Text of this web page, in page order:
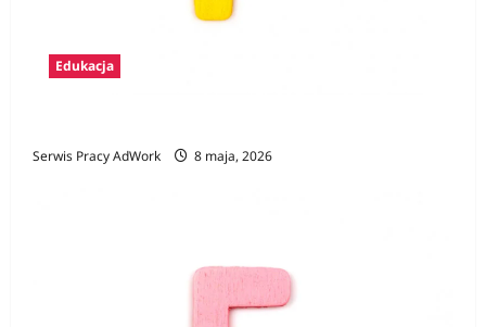
Edukacja
Serwis Pracy AdWork 8 maja, 2026